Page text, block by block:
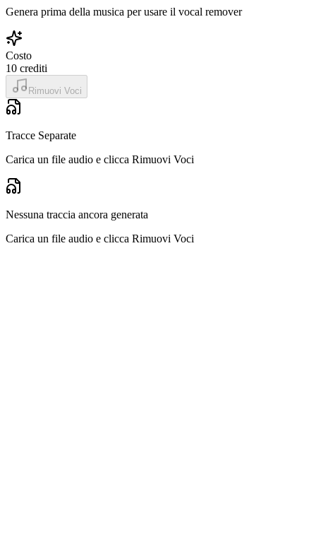
Genera prima della musica per usare il vocal remover
Costo
10 crediti
Rimuovi Voci
Tracce Separate
Carica un file audio e clicca Rimuovi Voci
Nessuna traccia ancora generata
Carica un file audio e clicca Rimuovi Voci